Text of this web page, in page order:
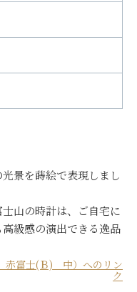
景を蒔絵で表現しまし
山の時計は、ご自宅に
級感の演出できる逸品
富士(Ｂ) 中）へのリン
ク